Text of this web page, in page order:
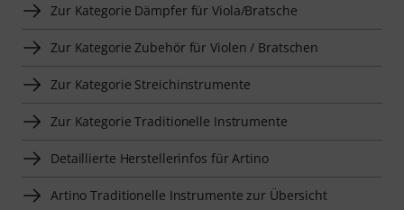
Zur Kategorie Dämpfer für Viola/Bratsche
Zur Kategorie Zubehör für Violen / Bratschen
Zur Kategorie Streichinstrumente
Zur Kategorie Traditionelle Instrumente
Detaillierte Herstellerinfos für Artino
Artino Traditionelle Instrumente zur Übersicht